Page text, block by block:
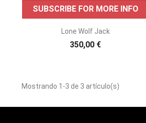
 Vista rápida
SUBSCRIBE FOR MORE INFO
Lone Wolf Jack
350,00 €
Mostrando 1-3 de 3 artículo(s)